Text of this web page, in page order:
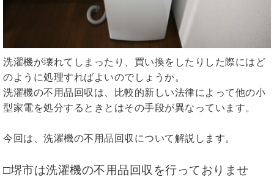
洗濯機が壊れてしまったり、買い換をしたりした際にはど
のように処理すればよいのでしょうか。
洗濯機の不用品回収は、比較的新しい法律によって他の小
型家電を処分するときとはその手段が異なっています。
今回は、洗濯機の不用品回収について解説します。
□堺市は洗濯機の不用品回収を行っておりませ